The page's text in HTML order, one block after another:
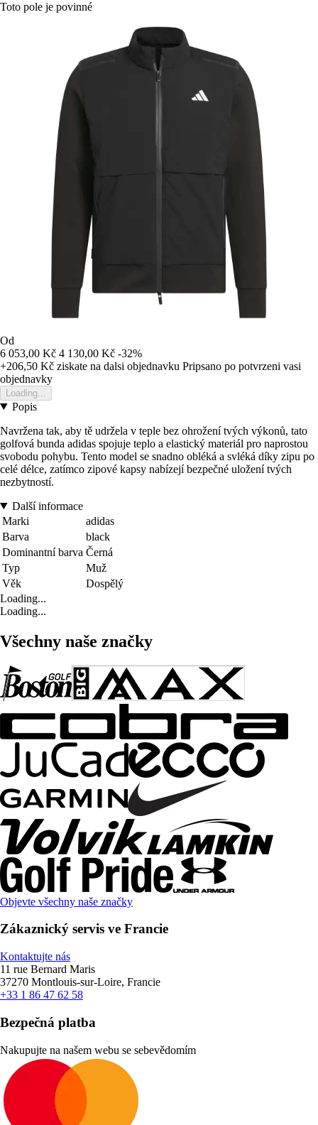
Toto pole je povinné
Od
6 053,00 Kč 4 130,00 Kč -32%
+206,50 Kč ziskate na dalsi objednavku Pripsano po potvrzeni vasi
objednavky
Loading...
Popis
Navržena tak, aby tě udržela v teple bez ohrožení tvých výkonů, tato
golfová bunda adidas spojuje teplo a elastický materiál pro naprostou
svobodu pohybu. Tento model se snadno obléká a svléká díky zipu po
celé délce, zatímco zipové kapsy nabízejí bezpečné uložení tvých
nezbytností.
Další informace
Marki
adidas
Barva
black
Dominantní barva Černá
Typ
Muž
Věk
Dospělý
Loading...
Loading...
Všechny naše značky
Objevte všechny naše značky
Zákaznický servis ve Francie
Kontaktujte nás
11 rue Bernard Maris
37270 Montlouis-sur-Loire, Francie
+33 1 86 47 62 58
Bezpečná platba
Nakupujte na našem webu se sebevědomím